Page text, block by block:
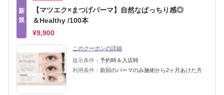
新
規
【マツエク×まつげパーマ】自然なぱっちり感◎
＆Healthy /100本
¥9,900
このクーポンの詳細
提示条件： 予約時＆入店時
利用条件： 前回のパーマのみ施術から2ヶ月あけた方